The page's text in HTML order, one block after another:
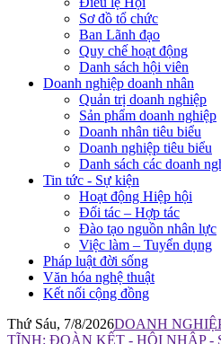
Sơ đồ tổ chức
Ban Lãnh đạo
Quy chế hoạt động
Danh sách hội viên
Doanh nghiệp doanh nhân
Quản trị doanh nghiệp
Sản phẩm doanh nghiệp
Doanh nhân tiêu biểu
Doanh nghiệp tiêu biểu
Danh sách các doanh
Tin tức - Sự kiện
Hoạt động Hiệp hội
Đối tác – Hợp tác
Đào tạo nguồn nhân lực
Việc làm – Tuyển dụng
Pháp luật đời sống
Văn hóa nghệ thuật
Kết nối cộng đồng
Thứ Sáu, 7/8/2026DOANH
TĨNH: ĐOÀN KẾT - HỘI NHẬP -